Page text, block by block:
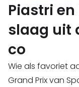
Piastri
slaag uit
co
Wie als favoriet
Grand Prix van